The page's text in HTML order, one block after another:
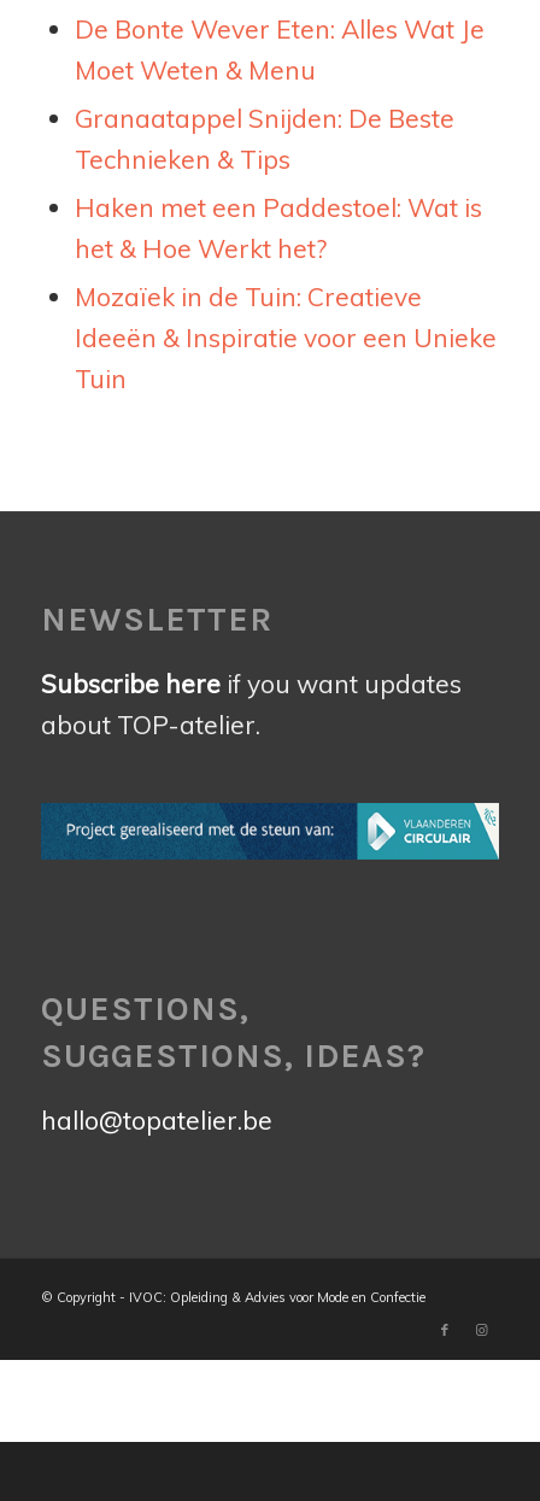
De Bonte Wever Eten: Alles Wat Je
Moet Weten & Menu
Granaatappel Snijden: De Beste
Technieken & Tips
Haken met een Paddestoel: Wat is
het & Hoe Werkt het?
Mozaïek in de Tuin: Creatieve
Ideeën & Inspiratie voor een Unieke
Tuin
NEWSLETTER
Subscribe hereif you want updates
about TOP-atelier.
QUESTIONS,
SUGGESTIONS, IDEAS?
hallo@topatelier.be
© Copyright - IVOC: Opleiding & Advies voor Mode en Confectie